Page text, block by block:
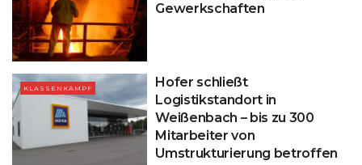
Gewerkschaften
KLASSENKAMPF
Hofer schließt
Logistikstandort in
Weißenbach – bis zu 300
Mitarbeiter von
Umstrukturierung betroffen